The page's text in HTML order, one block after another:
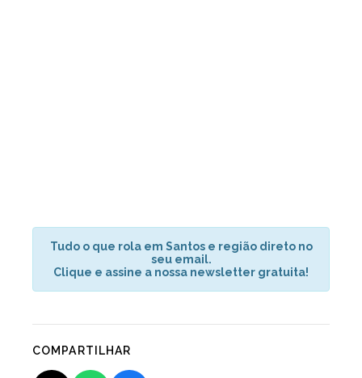
Tudo o que rola em Santos e região direto no
seu email.
Clique e assine a nossa newsletter gratuita!
COMPARTILHAR